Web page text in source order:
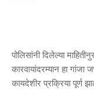
पोलिसांनी दिलेल्या
कारवायांदरम्यान हा
कायदेशीर प्रक्रिया पूर्ण